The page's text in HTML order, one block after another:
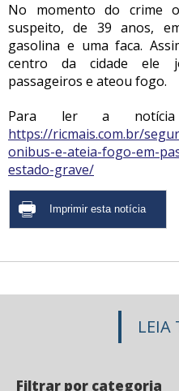
No momento do crime
suspeito, de 39 anos,
gasolina e uma faca.
centro da cidade ele
passageiros e ateou fogo.
Para ler a notícia
https://ricmais.com.br/
onibus-e-ateia-fogo-em-
estado-grave/
LEIA
Filtrar por categoria